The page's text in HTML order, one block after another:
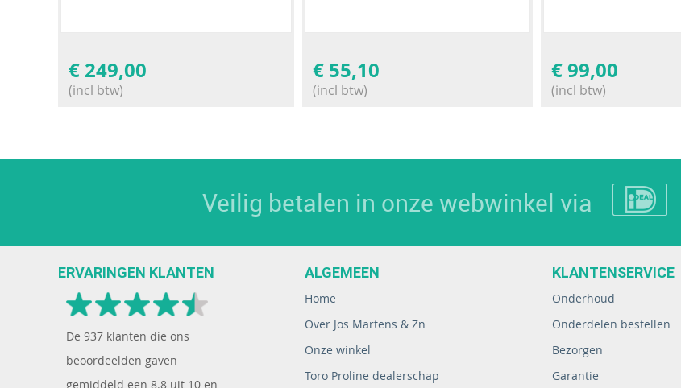
€ 249,00
(incl btw)
€ 55,10
(incl btw)
€99,00
(incl btw)
Veilig betalen in onze webwinkel via
ERVARINGEN KLANTEN
De 937 klanten die ons
beoordeelden gaven
gemiddeld een 8.8 uit 10 en
ALGEMEEN
Home
Over Jos Martens & Zn
Onze winkel
Toro Proline dealerschap
KLANTENSERVICE
Onderhoud
Onderdelen bestellen
Bezorgen
Garantie